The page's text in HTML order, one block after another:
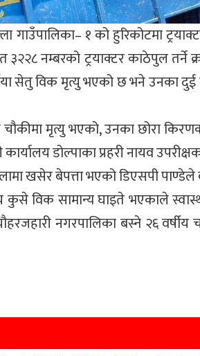
गाउँपालिका– १ को हुरिकोटमा
नम्बरको ट्रयाक्टर काठेपुल तर्ने
सेतु विक मृत्यु भएको छ भने उनका
चौकीमा मृत्यु भएको, उनका छोरा
डोल्पाका प्रहरी नायव
खसेर बेपत्ता भएको डिएसपी पाण्डेले
कुसे विक सामान्य घाइते भएकाले
नगरपालिका बस्ने २६ वर्षीय